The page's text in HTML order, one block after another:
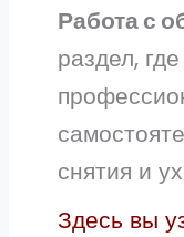
Работа с
раздел,
снятия и
Здесь вы